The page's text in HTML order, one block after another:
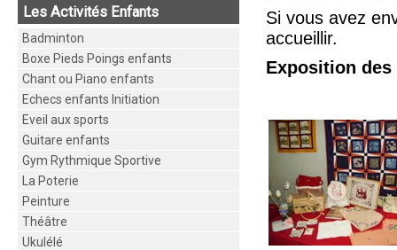
Les Activités Enfants
Badminton
Boxe Pieds Poings enfants
Chant ou Piano enfants
Echecs enfants Initiation
Eveil aux sports
Guitare enfants
Gym Rythmique Sportive
La Poterie
Peinture
Théâtre
Ukulélé
Si vous avez
accueillir.
Exposition